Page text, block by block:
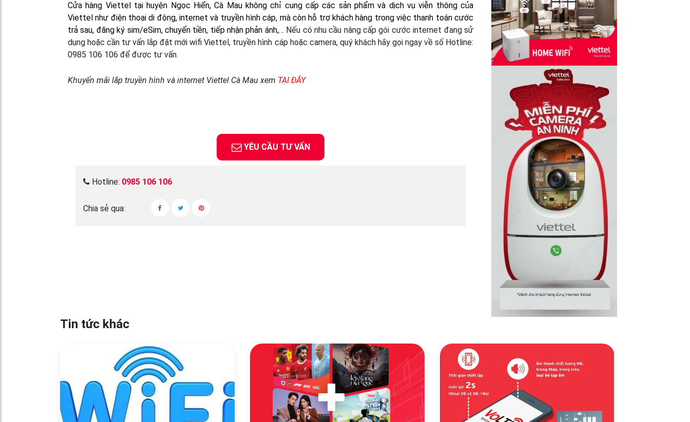
Cửa hàng Viettel tại huyện Ngọc Hiển, Cà Mau không chỉ cung cấp các sản phẩm và dịch vụ viễn thông của
Viettel như điện thoại di động, internet và truyền hình cáp, mà còn hỗ trợ khách hàng trong việc thanh toán cước
trả sau, đăng ký sim/eSim, chuyển tiền, tiếp nhận phản ánh,… Nếu có nhu cầu nâng cấp gói cước internet đang sử
dụng hoặc cần tư vấn lắp đặt mới wifi Viettel, truyền hình cáp hoặc camera, quý khách hãy gọi ngay về số Hotline:
0985 106 106 để được tư vấn.
Khuyến mãi lắp truyền hình và internet Viettel Cà Mau xem TẠI ĐÂY
YÊU CẦU TƯ VẤN
Hotline: 0985 106 106
Chia sẻ qua:
Tin tức khác